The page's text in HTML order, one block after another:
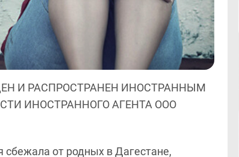
И РАСПРОСТРАНЕН ИНОСТРАННЫМ
ИНОСТРАННОГО АГЕНТА ООО
сбежала от родных в Дагестане,